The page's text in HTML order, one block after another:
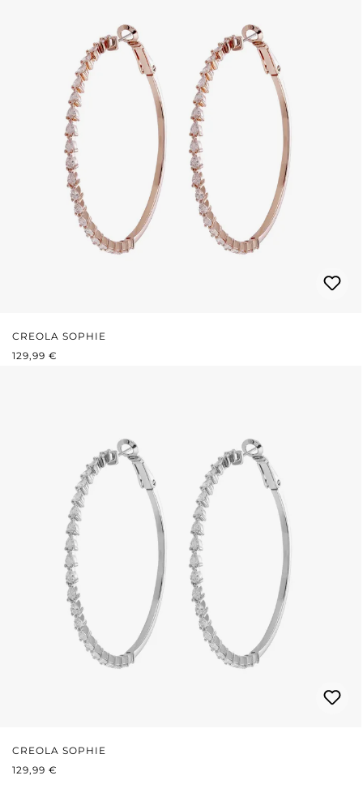
CREOLA SOPHIE
PREZZO NORMALE:
129,99 €
CREOLA SOPHIE
PREZZO NORMALE:
129,99 €